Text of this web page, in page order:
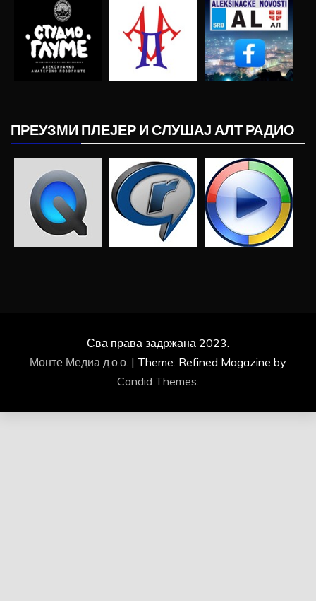
ПРЕУЗМИ ПЛЕЈЕР И СЛУШАЈ АЛТ РАДИО
Сва права задржана 2023.
Монте Медиа д.о.о. | Theme: Refined Magazine by
Candid Themes.